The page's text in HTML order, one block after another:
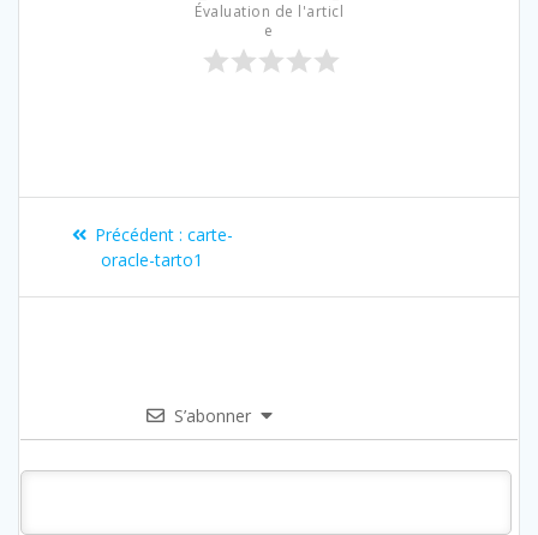
Évaluation de l'articl
e
Précédent : carte-
oracle-tarto1
S’abonner